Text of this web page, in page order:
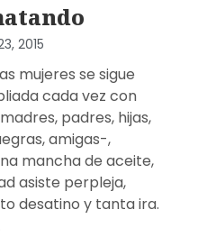
2015
mujeres se sigue
cada vez con
padres, hijas,
amigas-,
mancha de aceite,
asiste perpleja,
desatino y tanta ira.